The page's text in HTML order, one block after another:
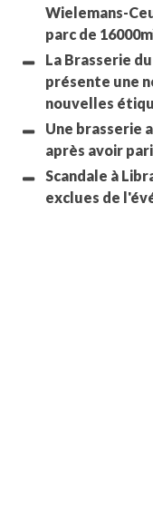
Wielemans-
parc de
La Brasserie
présente une
nouvelles
Une brasserie
après avoir
Scandale à
exclues de